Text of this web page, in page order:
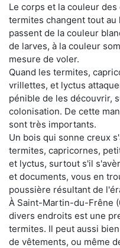
Le corps et la couleur
termites changent tout
passent de la couleur
de larves, à la couleur
mesure de voler.
Quand les termites,
vrillettes, et lyctus
pénible de les découvrir,
colonisation. De cette
sont très importants.
Un bois qui sonne creux
termites, capricornes,
et lyctus, surtout s'il
et documents, vous en
poussière résultant de
À Saint-Martin-du-Frêne
divers endroits est une
termites. Il peut aussi
de vêtements, ou même